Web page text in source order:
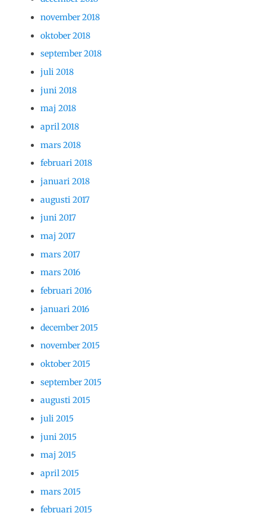
november 2018
oktober 2018
september 2018
juli 2018
juni 2018
maj 2018
april 2018
mars 2018
februari 2018
januari 2018
augusti 2017
juni 2017
maj 2017
mars 2017
mars 2016
februari 2016
januari 2016
december 2015
november 2015
oktober 2015
september 2015
augusti 2015
juli 2015
juni 2015
maj 2015
april 2015
mars 2015
februari 2015